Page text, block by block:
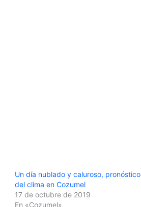
Un día nublado y caluroso, pronóstico
del clima en Cozumel
17 de octubre de 2019
En «Cozumel»